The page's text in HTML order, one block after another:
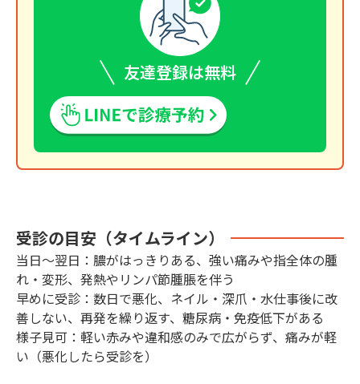
友達登録は無料
受診の目安（タイムライン）
当日〜翌日：膿がはっきりある、強い痛みや指全体の腫
れ・変形、発熱やリンパ節腫脹を伴う
早めに受診：数日で悪化、ネイル・深爪・水仕事後に改
善しない、再発を繰り返す、糖尿病・免疫低下がある
様子見可：軽い赤みや違和感のみで広がらず、痛みが軽
い（悪化したら受診を）